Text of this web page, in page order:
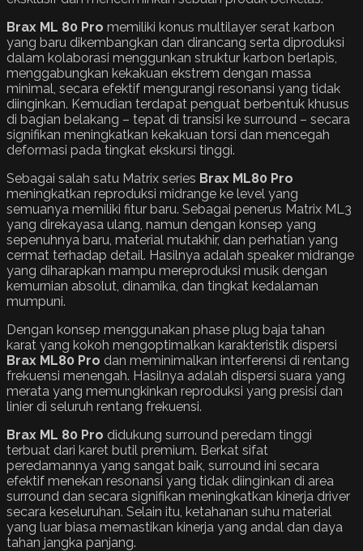
Brax ML 80 Pro memiliki konus multilayer serat karbon
yang baru dikembangkan dan dirancang serta diproduksi
dalam kolaborasi menggunkan struktur karbon berlapis,
menggabungkan kekakuan ekstrem dengan massa
minimal, secara efektif mengurangi resonansi yang tidak
diinginkan. Kemudian terdapat penguat berbentuk khusus
di bagian belakang – tepat di transisi ke surround – secara
signifikan meningkatkan kekakuan torsi dan mencegah
deformasi pada tingkat ekskursi tinggi.
Sebagai salah satu Matrix series Brax ML80 Pro
meningkatkan reproduksi midrange ke level yang
semuanya memiliki fitur baru. Sebagai penerus Matrix ML3
yang direkayasa ulang, namun dengan konsep yang
sepenuhnya baru, material mutakhir, dan perhatian yang
cermat terhadap detail. Hasilnya adalah speaker midrange
yang diharapkan mampu mereproduksi musik dengan
kemurnian absolut, dinamika, dan tingkat kedalaman
mumpuni.
Dengan konsep menggunakan phase plug baja tahan
karat yang kokoh mengoptimalkan karakteristik dispersi
Brax ML80 Pro dan meminimalkan interferensi di rentang
frekuensi menengah. Hasilnya adalah dispersi suara yang
merata yang memungkinkan reproduksi yang presisi dan
linier di seluruh rentang frekuensi.
Brax ML 80 Pro didukung surround peredam tinggi
terbuat dari karet butil premium. Berkat sifat
peredamannya yang sangat baik, surround ini secara
efektif menekan resonansi yang tidak diinginkan di area
surround dan secara signifikan meningkatkan kinerja driver
secara keseluruhan. Selain itu, ketahanan suhu material
yang luar biasa memastikan kinerja yang andal dan daya
tahan jangka panjang.